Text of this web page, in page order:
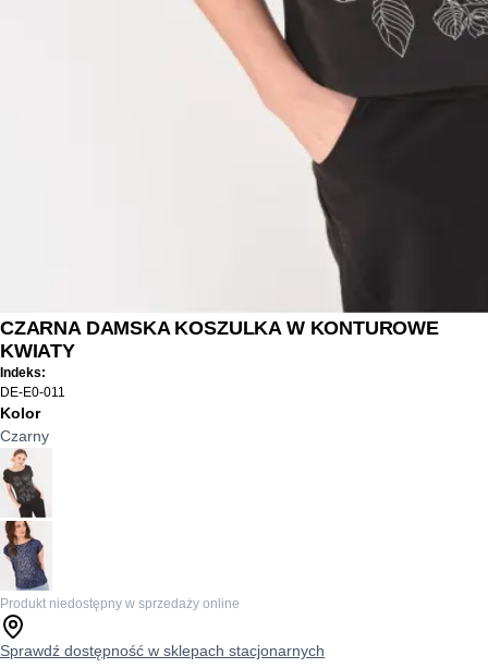
CZARNA DAMSKA KOSZULKA W KONTUROWE
KWIATY
Indeks:
DE-E0-011
Kolor
Czarny
Produkt niedostępny w sprzedaży online
Sprawdź dostępność w sklepach stacjonarnych